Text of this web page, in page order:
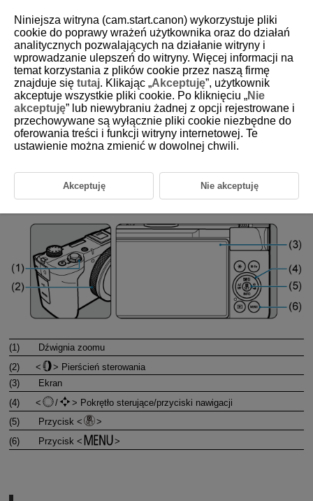
D292-021
Korzystanie z menu i ustawienia
Ekran menu strefy twórczej
Ekran menu strefy podstawowej
Sposób konfiguracji ustawień menu
Wyszarzone pozycje menu
(1)
Dźwignia zoomu
(2)
Pierścień sterowania
(3)
Ekran
(4)
/
Pokrętło sterujące/​przyciski nawigacji
(5)
Przycisk
(6)
Przycisk
Niniejsza witryna (cam.start.canon) wykorzystuje pliki
cookie do poprawy wrażeń użytkownika oraz do działań
analitycznych pozwalających na działanie witryny i
wprowadzanie ulepszeń do witryny. Więcej informacji na
temat korzystania z plików cookie przez naszą firmę
znajduje się tutaj. Klikając „Akceptuję”, użytkownik
akceptuje wszystkie pliki cookie. Po kliknięciu „Nie
akceptuję” lub niewybraniu żadnej z opcji rejestrowane i
przechowywane są wyłącznie pliki cookie niezbędne do
oferowania treści i funkcji witryny internetowej. Te
ustawienie można zmienić w dowolnej chwili.
Akceptuję Nie akceptuję